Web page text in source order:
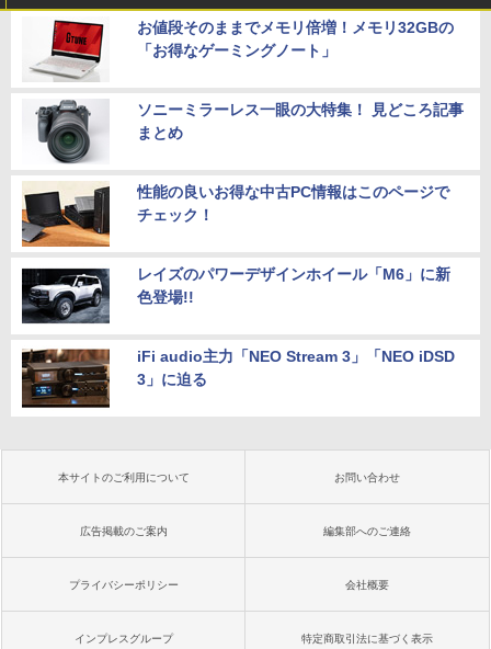
お値段そのままでメモリ倍増！メモリ32GBの
「お得なゲーミングノート」
ソニーミラーレス一眼の大特集！ 見どころ記事
まとめ
性能の良いお得な中古PC情報はこのページで
チェック！
レイズのパワーデザインホイール「M6」に新
色登場!!
iFi audio主力「NEO Stream 3」「NEO iDSD
3」に迫る
本サイトのご利用について お問い合わせ
広告掲載のご案内 編集部へのご連絡
プライバシーポリシー 会社概要
インプレスグループ 特定商取引法に基づく表示